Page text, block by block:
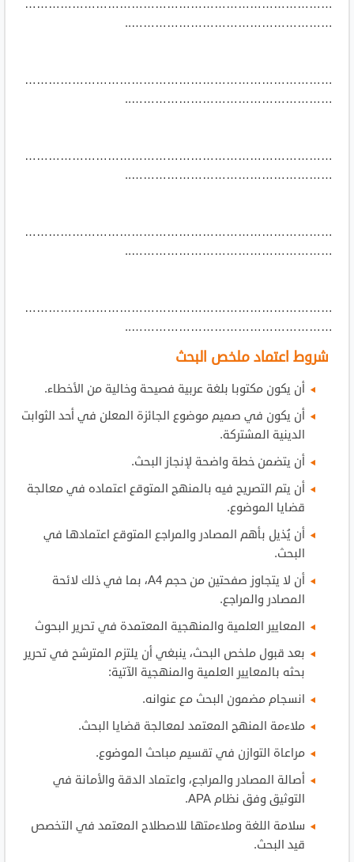
……………………………………………………………………
……………………………………………..
……………………………………………………………………
……………………………………………..
……………………………………………………………………
……………………………………………..
……………………………………………………………………
……………………………………………..
……………………………………………………………………
……………………………………………..
شروط اعتماد ملخص البحث
أن يكون مكتوبا بلغة عربية فصيحة وخالية من الأخطاء.
أن يكون في صميم موضوع الجائزة المعلن في أحد الثوابت
الدينية المشتركة.
أن يتضمن خطة واضحة لإنجاز البحث.
أن يتم التصريح فيه بالمنهج المتوقع اعتماده في معالجة
قضايا الموضوع.
أن يُذيل بأهم المصادر والمراجع المتوقع اعتمادها في
البحث.
أن لا يتجاوز صفحتين من حجم A4، بما في ذلك لائحة
المصادر والمراجع.
المعايير العلمية والمنهجية المعتمدة في تحرير البحوث
بعد قبول ملخص البحث، ينبغي أن يلتزم المترشح في تحرير
بحثه بالمعايير العلمية والمنهجية الآتية:
انسجام مضمون البحث مع عنوانه.
ملاءمة المنهج المعتمد لمعالجة قضايا البحث.
مراعاة التوازن في تقسيم مباحث الموضوع.
أصالة المصادر والمراجع، واعتماد الدقة والأمانة في
التوثيق وفق نظام APA.
سلامة اللغة وملاءمتها للاصطلاح المعتمد في التخصص
قيد البحث.